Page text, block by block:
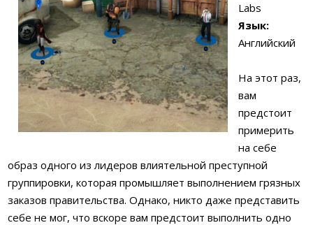
Labs
Язык:
Английский
На этот раз,
вам
предстоит
примерить
на себе
образ одного из лидеров влиятельной преступной
группировки, которая промышляет выполнением грязных
заказов правительства. Однако, никто даже представить
себе не мог, что вскоре вам предстоит выполнить одно